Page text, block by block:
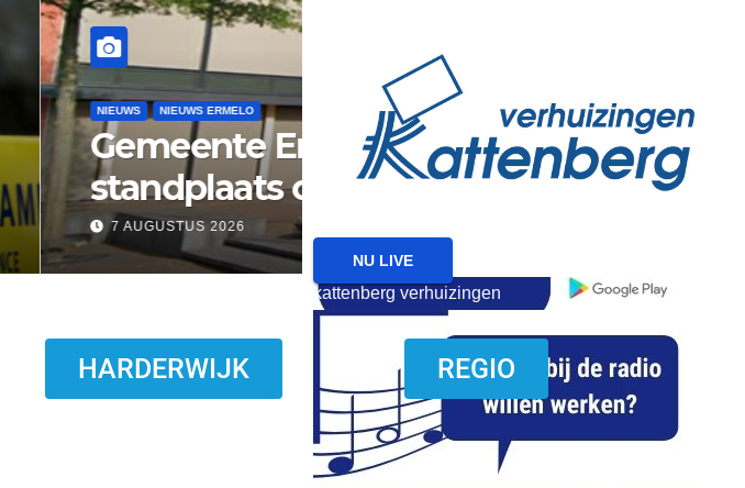
af:
NIEUWS NIEUWS ERMELO
Brand gemeld bij
Ermelo
reanimatie ermelo
kattenberg verhuizingen
NU LIVE
HARDERWIJK REGIO